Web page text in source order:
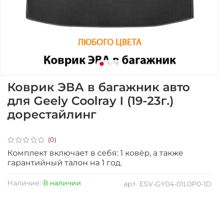
(0)
арт. ESV-GY04-01L0P0-1D
Наличие: В наличии
Коврик ЭВА в багажник авто
для Geely Coolray I (19-23г.)
дорестайлинг
Комплект включает в себя: 1 ковёр, а также
гарантийный талон на 1 год.